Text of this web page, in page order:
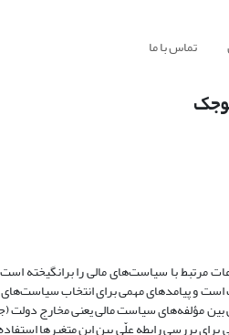
تماس با ما
مرتبط با سیاست‌های مالی را برانگیخته
و پیامدهای مهمی برای انتخاب
فصلی طی دوره 1397:4-1369:1، به بررسی پیوندهای علّی بین مؤلفه‌های سیاست
برای بررسی رابطه علّی بین این متغیرها